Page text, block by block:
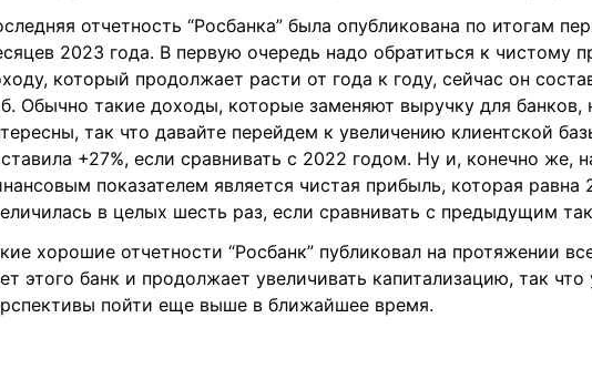
отчетность “Росбанка” была опубликована по итогам
2023 года. В первую очередь надо обратиться к чистому
который продолжает расти от года к году, сейчас он
Обычно такие доходы, которые заменяют выручку для банков,
так что давайте перейдем к увеличению клиентской
+27%, если сравнивать с 2022 годом. Ну и, конечно же,
показателем является чистая прибыль, которая равна
в целых шесть раз, если сравнивать с предыдущим
хорошие отчетности “Росбанк” публиковал на протяжении
этого банк и продолжает увеличивать капитализацию, так
пойти еще выше в ближайшее время.